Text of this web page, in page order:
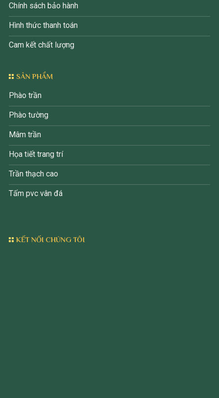
Chính sách bảo hành
Hình thức thanh toán
Cam kết chất lượng
SẢN PHẨM
Phào trần
Phào tường
Mâm trần
Họa tiết trang trí
Trần thạch cao
Tấm pvc vân đá
KẾT NỐI CHÚNG TÔI